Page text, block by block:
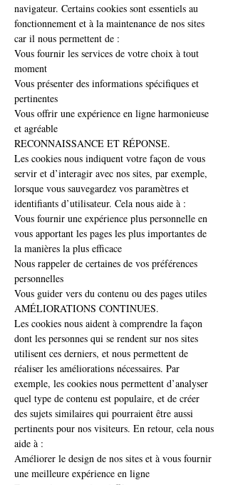
navigateur. Certains cookies sont essentiels au
fonctionnement et à la maintenance de nos sites
car il nous permettent de :
Vous fournir les services de votre choix à tout
moment
Vous présenter des informations spécifiques et
pertinentes
Vous offrir une expérience en ligne harmonieuse
et agréable
RECONNAISSANCE ET RÉPONSE.
Les cookies nous indiquent votre façon de vous
servir et d’interagir avec nos sites, par exemple,
lorsque vous sauvegardez vos paramètres et
identifiants d’utilisateur. Cela nous aide à :
Vous fournir une expérience plus personnelle en
vous apportant les pages les plus importantes de
la manières la plus efficace
Nous rappeler de certaines de vos préférences
personnelles
Vous guider vers du contenu ou des pages utiles
AMÉLIORATIONS CONTINUES.
Les cookies nous aident à comprendre la façon
dont les personnes qui se rendent sur nos sites
utilisent ces derniers, et nous permettent de
réaliser les améliorations nécessaires. Par
exemple, les cookies nous permettent d’analyser
quel type de contenu est populaire, et de créer
des sujets similaires qui pourraient être aussi
pertinents pour nos visiteurs. En retour, cela nous
aide à :
Améliorer le design de nos sites et à vous fournir
une meilleure expérience en ligne